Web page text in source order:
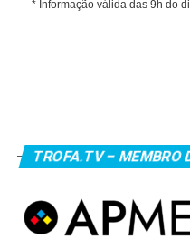
TROFA.TV – MEMBRO